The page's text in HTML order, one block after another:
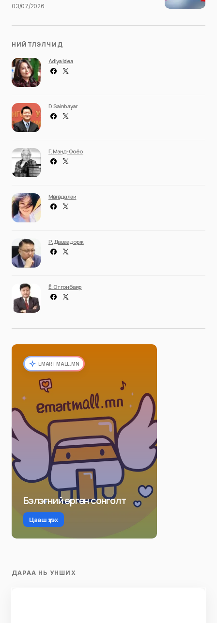
03/07/2026
НИЙТЛЭЛЧИД
Adiya Idea
D. Sainbayar
Г. Мэнд-Ооёо
Мөнгөндалай
Р. Даваадорж
Ё. Отгонбаяр
EMARTMALL.MN
Бэлэгний өргөн сонголт
Цааш үзэх
ДАРАА НЬ УНШИХ